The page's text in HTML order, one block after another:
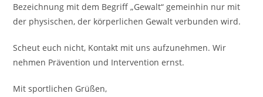
Bezeichnung mit dem Begriff „Gewalt“ gemeinhin nur mit
der physischen, der körperlichen Gewalt verbunden wird.
Scheut euch nicht, Kontakt mit uns aufzunehmen. Wir
nehmen Prävention und Intervention ernst.
Mit sportlichen Grüßen,